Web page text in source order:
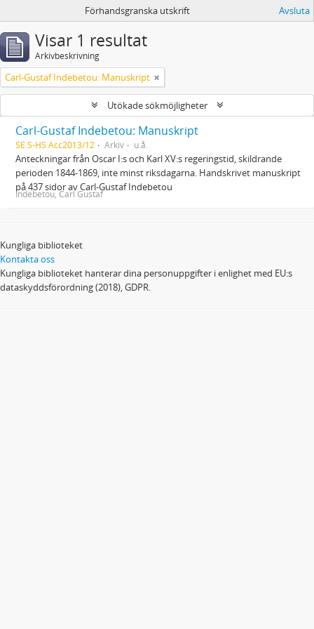
Förhandsgranska utskrift Avsluta
Visar 1 resultat
Arkivbeskrivning
Carl-Gustaf Indebetou: Manuskript
Utökade sökmöjligheter
Carl-Gustaf Indebetou: Manuskript
SE S-HS Acc2013/12 Arkiv u.å.
Anteckningar från Oscar I:s och Karl XV:s regeringstid, skildrande
perioden 1844-1869, inte minst riksdagarna. Handskrivet manuskript
på 437 sidor av Carl-Gustaf Indebetou
Indebetou, Carl Gustaf
Kungliga biblioteket
Kontakta oss
Kungliga biblioteket hanterar dina personuppgifter i enlighet med EU:s
dataskyddsförordning (2018), GDPR.